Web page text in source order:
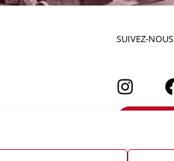
SUIVEZ-NOUS